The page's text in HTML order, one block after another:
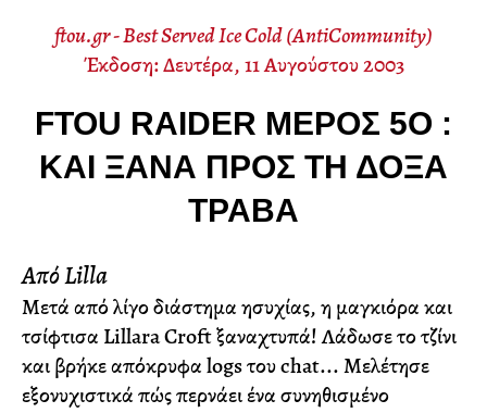
ftou.gr - Best Served Ice Cold (AntiCommunity)
Έκδοση: Δευτέρα, 11 Αυγούστου 2003
FTOU RAIDER ΜΈΡΟΣ 5Ο :
ΚΑΙ ΞΑΝΆ ΠΡΟΣ ΤΗ ΔΌΞΑ
ΤΡΑΒΆ
Από Lilla
Μετά από λίγο διάστημα ησυχίας, η μαγκιόρα και
τσίφτισα Lillara Croft ξαναχτυπά! Λάδωσε το τζίνι
και βρήκε απόκρυφα logs του chat... Μελέτησε
εξονυχιστικά πώς περνάει ένα συνηθισμένο